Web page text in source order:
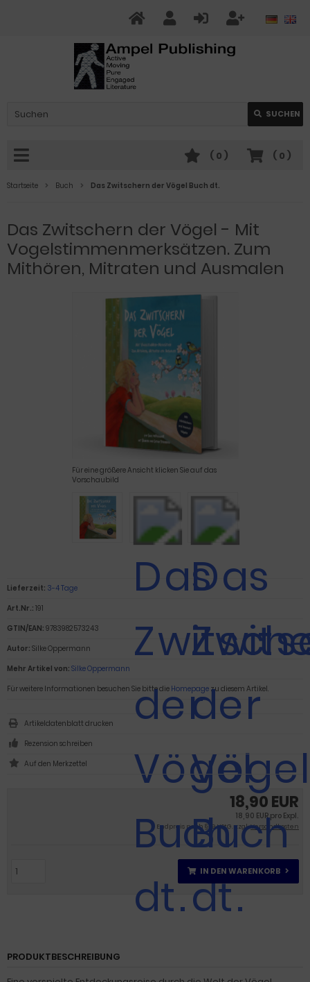
SUCHEN
( 0 )
( 0 )
Startseite Buch Das Zwitschern der Vögel Buch dt.
Das Zwitschern der Vögel - Mit
Vogelstimmenmerksätzen. Zum
Mithören, Mitraten und Ausmalen
Für eine größere Ansicht klicken Sie auf das
Vorschaubild
18,90 EUR
18,90 EUR pro Expl.
Endpreis nach § 19 UStG. zzgl.Versandkosten
IN DEN WARENKORB
Lieferzeit: 3-4 Tage
Art.Nr.: 191
GTIN/EAN: 9783982573243
Autor: Silke Oppermann
Mehr Artikel von: Silke Oppermann
Für weitere Informationen besuchen Sie bitte die Homepage zu diesem Artikel.
Artikeldatenblatt drucken
Rezension schreiben
PRODUKTBESCHREIBUNG